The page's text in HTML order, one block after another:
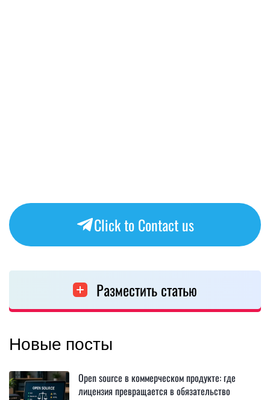
Click to Contact us
Разместить статью
Новые посты
Open source в коммерческом продукте: где
лицензия превращается в обязательство